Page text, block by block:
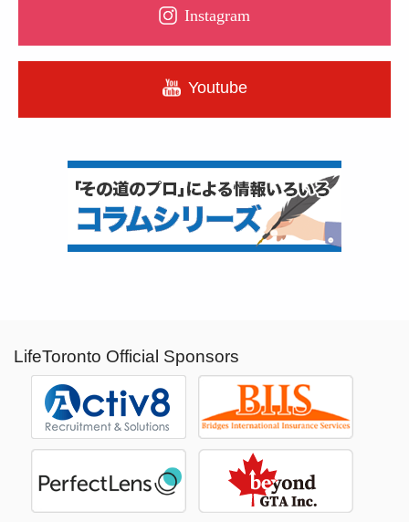
Instagram
Youtube
LifeToronto Official Sponsors